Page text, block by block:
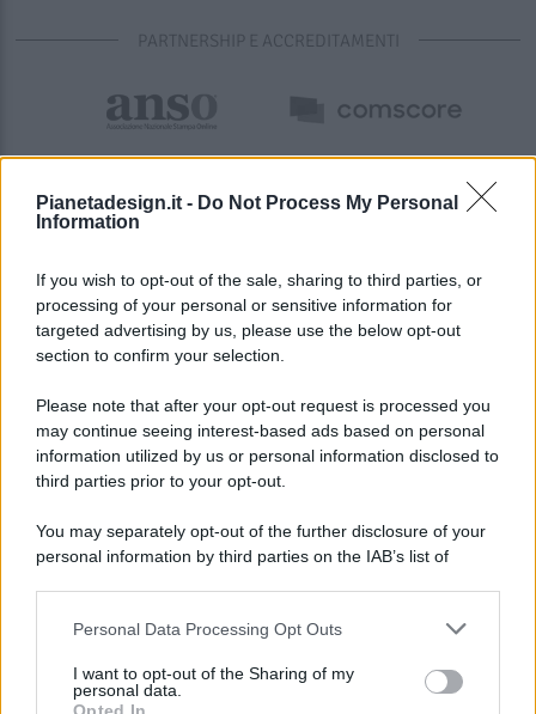
Pianetadesign.it - Do Not Process My Personal
Information
If you wish to opt-out of the sale, sharing to third parties, or
processing of your personal or sensitive information for
targeted advertising by us, please use the below opt-out
section to confirm your selection.
Please note that after your opt-out request is processed you
may continue seeing interest-based ads based on personal
information utilized by us or personal information disclosed to
third parties prior to your opt-out.
You may separately opt-out of the further disclosure of your
personal information by third parties on the IAB’s list of
This information may also be disclosed by us to third parties
disclose it to other third parties.
Personal Data Processing Opt Outs
I want to opt-out of the Sharing of my
personal data.
PARTNERSHIP E ACCREDITAMENTI
© 2026 - Pianeta Design - P.IVA 04827280654 - Testata
Registrata Al Tribunale Di Nocera Inferiore N. 8/2020 - RG N.
ISCRIZIONE AL ROC N. 35792 – ISCRITTA ALL’ANSO
(ASSOCIAZIONE NAZIONALE STAMPA ONLINE)
PREFERENZE PRIVACY